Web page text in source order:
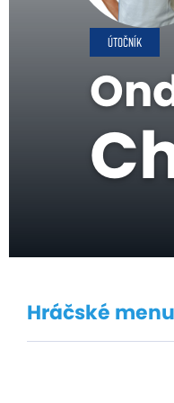
ÚTOČNÍK
Hráčské menu